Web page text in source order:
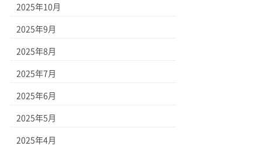
2025年10月
2025年9月
2025年8月
2025年7月
2025年6月
2025年5月
2025年4月